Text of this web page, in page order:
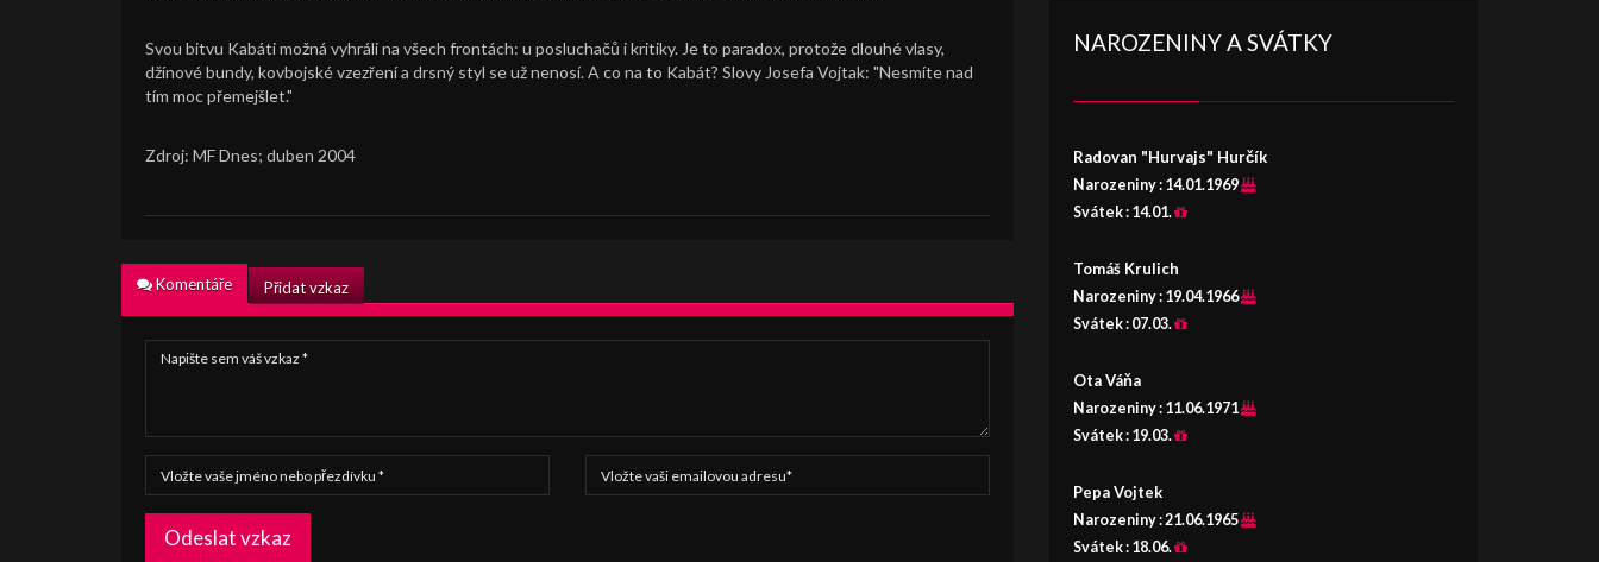
Svou bitvu Kabáti možná vyhráli na všech frontách: u posluchačů i kritiky. Je to paradox, protože dlouhé vlasy,
džínové bundy, kovbojské vzezření a drsný styl se už nenosí. A co na to Kabát? Slovy Josefa Vojtak: "Nesmíte nad
tím moc přemejšlet."
Zdroj: MF Dnes; duben 2004
Komentáře Přidat vzkaz
Odeslat vzkaz
NAROZENINY A SVÁTKY
Radovan "Hurvajs" Hurčík
Narozeniny : 14.01.1969
Svátek : 14.01.
Tomáš Krulich
Narozeniny : 19.04.1966
Svátek : 07.03.
Ota Váňa
Narozeniny : 11.06.1971
Svátek : 19.03.
Pepa Vojtek
Narozeniny :21.06.1965
Svátek : 18.06.